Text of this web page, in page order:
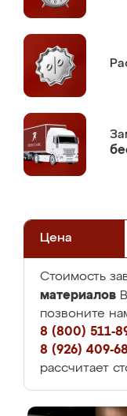
Цена
Стоимость
материалов
позвоните
8 (800) 511-
8 (926) 409-
рассчитает